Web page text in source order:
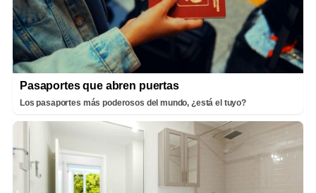
Pasaportes que abren puertas
Los pasaportes más poderosos del mundo, ¿está el tuyo?